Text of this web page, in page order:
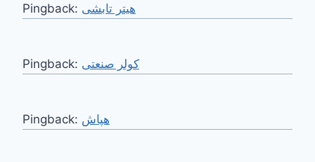
Pingback: هیتر تابشی
Pingback: کولر صنعتی
Pingback: هپاش